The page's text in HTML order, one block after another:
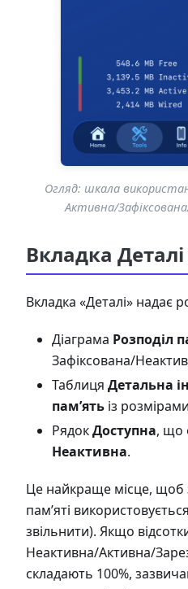
Огляд: шкала
Активна/
Вкладка Деталі
Вкладка «Деталі» надає
Діаграма Розподіл
Зафіксована/
Таблиця Детальна
пам’ять із
РядокДоступна, що
Неактивна.
Це найкраще місце, щоб
пам’яті
звільнити). Якщо
Неактивна/Активна/
складають 100%,